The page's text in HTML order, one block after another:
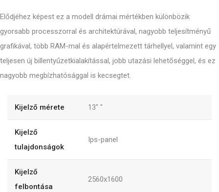
Elődjéhez képest ez a modell drámai mértékben különbözik
gyorsabb processzorral és architektúrával, nagyobb teljesítményű
grafikával, több RAM-mal és alapértelmezett tárhellyel, valamint egy
teljesen új billentyűzetkialakítással, jobb utazási lehetőséggel, és ez
nagyobb megbízhatósággal is kecsegtet.
Kijelző mérete 13" "
Kijelző
tulajdonságok
Ips-panel
Kijelző
felbontása
2560x1600